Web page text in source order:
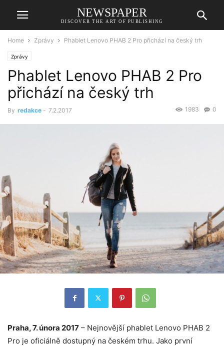
NEWSPAPER
DISCOVER THE ART OF PUBLISHING
Home Zprávy Phablet Lenovo PHAB 2 Pro přichází na český trh
Zprávy
Phablet Lenovo PHAB 2 Pro
přichází na český trh
By redakce - 7.2.2017 0
1983
Praha, 7. února 2017 – Nejnovější phablet Lenovo PHAB 2
Pro je oficiálně dostupný na českém trhu. Jako první